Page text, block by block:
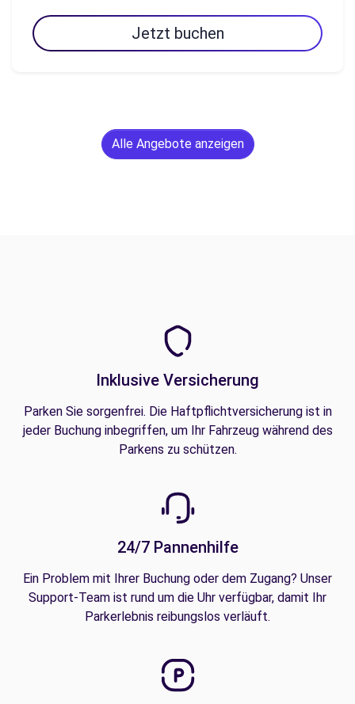
Jetzt buchen
Alle Angebote anzeigen
Inklusive Versicherung
Parken Sie sorgenfrei. Die Haftpflichtversicherung ist in
jeder Buchung inbegriffen, um Ihr Fahrzeug während des
Parkens zu schützen.
24/7 Pannenhilfe
Ein Problem mit Ihrer Buchung oder dem Zugang? Unser
Support-Team ist rund um die Uhr verfügbar, damit Ihr
Parkerlebnis reibungslos verläuft.